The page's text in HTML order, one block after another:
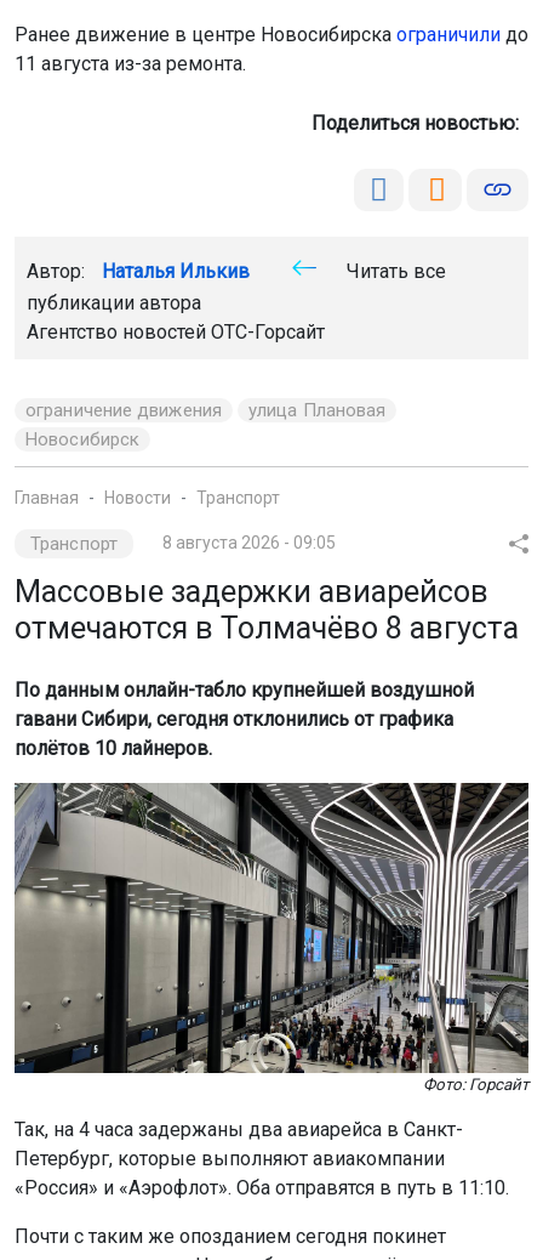
Ранее движение в центре Новосибирска ограничили до
11 августа из-за ремонта.
Поделиться новостью:
Автор: Наталья Илькив
Читать все
публикации автора
Агентство новостей ОТС-Горсайт
ограничение движения
улица Плановая
Новосибирск
Главная Новости Транспорт
Транспорт 8 августа 2026 - 09:05
Массовые задержки авиарейсов
отмечаются в Толмачёво 8 августа
По данным онлайн-табло крупнейшей воздушной
гавани Сибири, сегодня отклонились от графика
полётов 10 лайнеров.
Фото: Горсайт
Так, на 4 часа задержаны два авиарейса в Санкт-
Петербург, которые выполняют авиакомпании
«Россия» и «Аэрофлот». Оба отправятся в путь в 11:10.
Почти с таким же опозданием сегодня покинет